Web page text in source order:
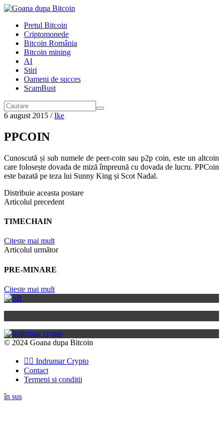
Pretul Bitcoin
Criptomonede
Bitcoin România
Bitcoin mining
AI
Stiri
Oameni de succes
ScamBust
6 august 2015 / Ike
PPCOIN
Cunoscută și sub numele de peer-coin sau p2p coin, este un altcoin
care folosește dovada de miză împreună cu dovada de lucru. PPCoin
este bazată pe teza lui Sunny King și Scot Nadal.
Distribuie aceasta postare
Articolul precedent
TIMECHAIN
Citeste mai mult
Articolul următor
PRE-MINARE
Citeste mai mult
© 2024 Goana dupa Bitcoin
👉🏽 Indrumar Crypto
Contact
Termeni si conditii
în sus